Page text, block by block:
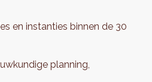
en instanties binnen de 30
planning,